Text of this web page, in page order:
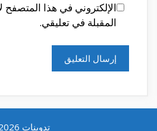
الإلكتروني في هذا المتصفح
المقبلة في تعليقي.
تدوينات 2026